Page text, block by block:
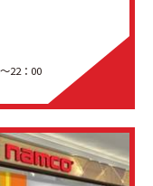
22：00